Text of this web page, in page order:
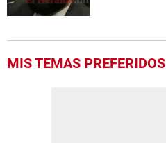
MIS TEMAS PREFERIDOS